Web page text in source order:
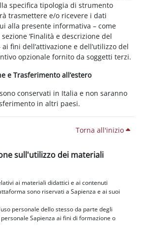
specifica tipologia di strumento
trasmettere e/o ricevere i dati
alla presente informativa – come
‘Finalità e descrizione del
ai fini dell’attivazione e dell’utilizzo del
opzionale fornito da soggetti terzi.
e Trasferimento all’estero
conservati in Italia e non saranno
in altri paesi.
Torna all'inizio
sull'utilizzo dei materiali
ai materiali didattici e ai contenuti
sono riservati a Sapienza e ai suoi
personale dello stesso da parte degli
Sapienza ai fini di formazione o